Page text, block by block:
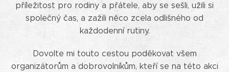
příležitost pro rodiny a přátele, aby se sešli, užili si
společný čas, a zažili něco zcela odlišného od
každodenní rutiny.
Dovolte mi touto cestou poděkovat všem
organizátorům a dobrovolníkům, kteří se na této akci